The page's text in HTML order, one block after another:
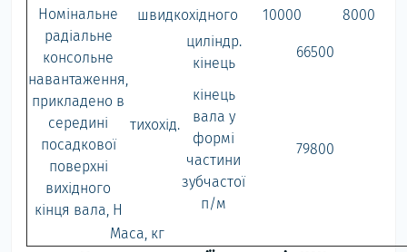
Номінальне
радіальне
консольне
навантаження,
прикладено в
середині
посадкової
поверхні
вихідного
кінця вала, Н
швидкохідного 10000 8000
тихохід.
циліндр.
кінець
66500
кінець
вала у
формі
частини
зубчастої
п/м
79800
Маса, кг